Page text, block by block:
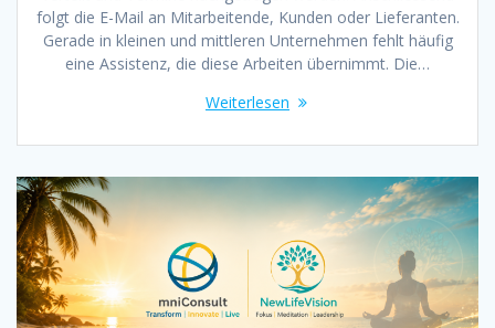
folgt die E-Mail an Mitarbeitende, Kunden oder Lieferanten.
Gerade in kleinen und mittleren Unternehmen fehlt häufig
eine Assistenz, die diese Arbeiten übernimmt. Die…
Weiterlesen